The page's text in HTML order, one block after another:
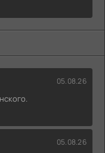
05.08.26
05.08.26